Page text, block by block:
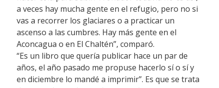
a veces hay mucha gente en el refugio, pero no si
vas a recorrer los glaciares o a practicar un
ascenso a las cumbres. Hay más gente en el
Aconcagua o en El Chaltén”, comparó.
“Es un libro que quería publicar hace un par de
años, el año pasado me propuse hacerlo sí o sí y
en diciembre lo mandé a imprimir”. Es que se trata